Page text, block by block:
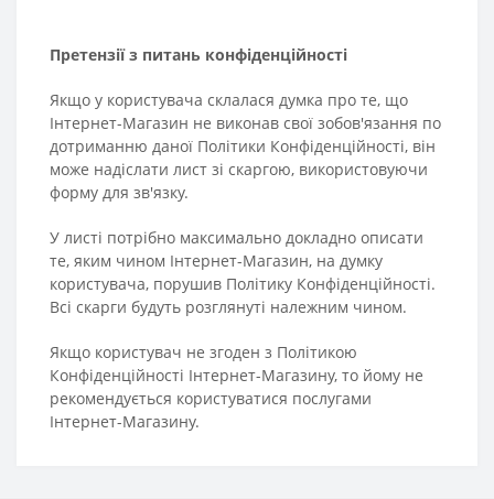
Претензії з питань конфіденційності
Якщо у користувача склалася думка про те, що
Інтернет-Магазин не виконав свої зобов'язання по
дотриманню даної Політики Конфіденційності, він
може надіслати лист зі скаргою, використовуючи
форму для зв'язку.
У листі потрібно максимально докладно описати
те, яким чином Інтернет-Магазин, на думку
користувача, порушив Політику Конфіденційності.
Всі скарги будуть розглянуті належним чином.
Якщо користувач не згоден з Політикою
Конфіденційності Інтернет-Магазину, то йому не
рекомендується користуватися послугами
Інтернет-Магазину.